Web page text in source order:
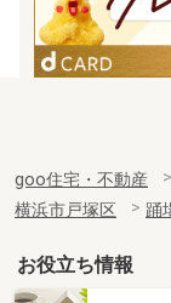
goo住宅・不動産
横浜市戸塚区
踊
お役立ち情報